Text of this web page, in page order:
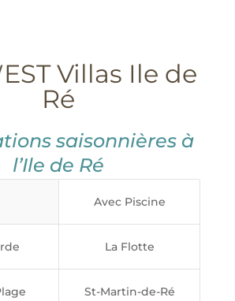
Villas Ile de
Ré
saisonnières à
l’Ile de Ré
Avec Piscine
La Flotte
St-Martin-de-Ré